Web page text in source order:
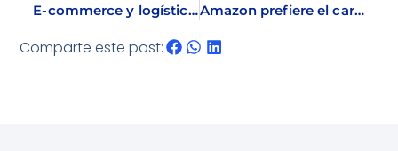
E-commerce y logística impulsan 66% en auge del cartón corrugado Amazon prefiere el cartón
Comparte este post: